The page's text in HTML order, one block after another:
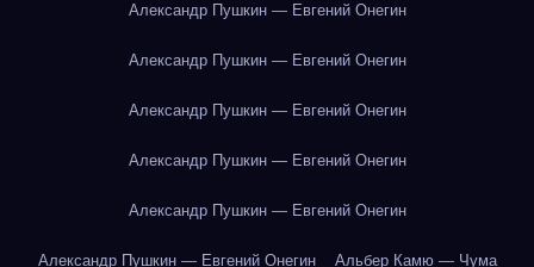
Александр Пушкин — Евгений Онегин
Александр Пушкин — Евгений Онегин
Александр Пушкин — Евгений Онегин
Александр Пушкин — Евгений Онегин
Александр Пушкин — Евгений Онегин
Александр Пушкин — Евгений Онегин Альбер Камю — Чума